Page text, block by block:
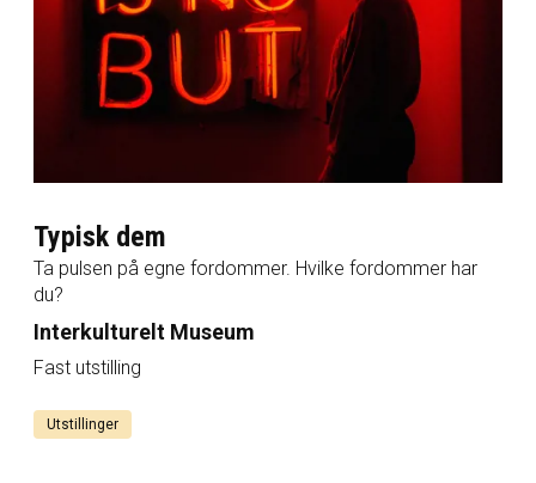
Typisk dem
Ta pulsen på egne fordommer. Hvilke fordommer har
du?
Interkulturelt Museum
Fast utstilling
Utstillinger